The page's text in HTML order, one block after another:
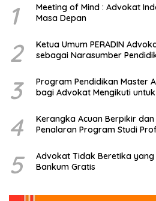
1
Meeting of Mind : Advokat
Masa Depan
2
Ketua Umum PERADIN
sebagai Narasumber
dengan Universitas
3
Program Pendidikan Master
bagi Advokat Mengikuti
4
Kerangka Acuan Berpikir
Penalaran Program Studi
5
Advokat Tidak Beretika
Bankum Gratis